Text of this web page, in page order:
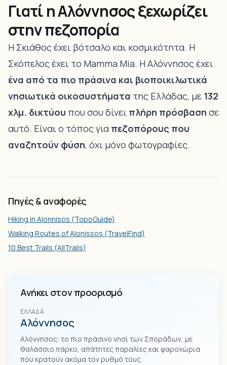
Γιατί η Αλόννησος ξεχωρίζει
στην πεζοπορία
Η Σκιάθος έχει βότσαλο και κοσμικότητα. Η
Σκόπελος έχει το Mamma Mia. Η Αλόννησος έχει
ένα από τα πιο πράσινα και βιοποικιλωτικά
νησιωτικά οικοσυστήματα της Ελλάδας, με 132
χλμ. δικτύου που σου δίνει πλήρη πρόσβαση σε
αυτό. Είναι ο τόπος για πεζοπόρους που
αναζητούν φύση, όχι μόνο φωτογραφίες.
Πηγές & αναφορές
Hiking in Alonnisos (TopoGuide)
Walking Routes of Alonissos (TravelFind)
10 Best Trails (AllTrails)
Ανήκει στον προορισμό
ΕΛΛΆΔΑ
Αλόννησος
Αλόννησος: το πιο πράσινο νησί των Σποράδων, με
θαλάσσιο πάρκο, απάτητες παραλίες και ψαροχώρια
που κρατούν ακόμα τον ρυθμό τους.